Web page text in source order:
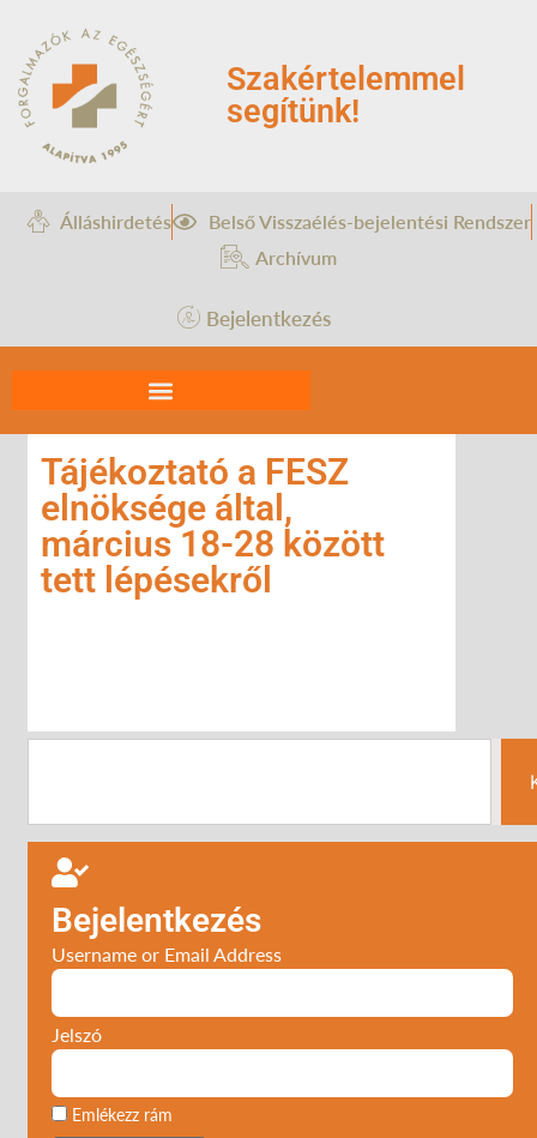
Szakértelemmel
segítünk!
Álláshirdetés
Belső Visszaélés-bejelentési Rendszer
Archívum
Bejelentkezés
Tájékoztató a FESZ
elnöksége által,
március 18-28 között
tett lépésekről
Bejelentkezés
Username or Email Address
Jelszó
Emlékezz rám